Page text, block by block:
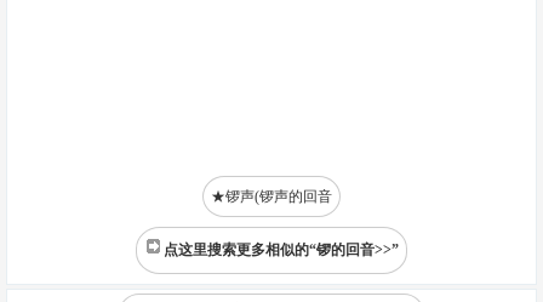
★锣声(锣声的回音
点这里搜索更多相似的“锣的回音>>”